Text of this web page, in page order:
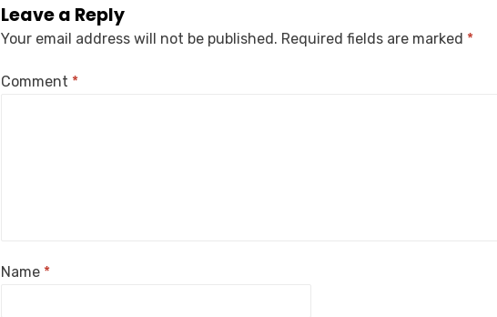
Leave a Reply
Your email address will not be published. Required fields are marked *
Comment *
Name *